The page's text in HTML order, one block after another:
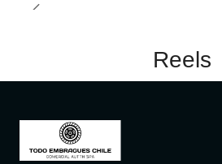
Reels